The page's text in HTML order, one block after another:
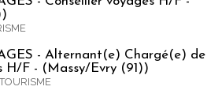
- Alternant(e) Chargé(e) de
H/F - (Massy/Evry (91))